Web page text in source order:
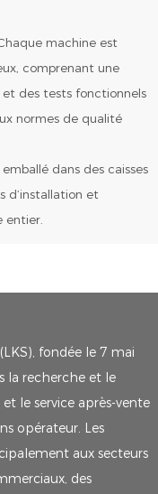
machine est
comprenant une
et des tests fonctionnels
normes de qualité
dans des caisses
d’installation et
entier.
fondée le 7 mai
la recherche et le
le service après-vente
opérateur. Les
aux secteurs
des